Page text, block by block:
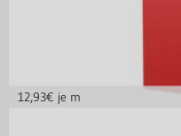
12,93€ je m